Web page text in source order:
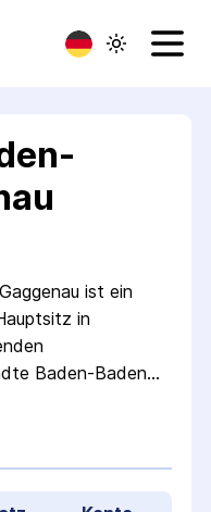
ist ein
in
Baden-Baden…